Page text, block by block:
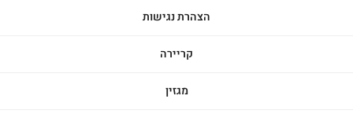
הצהרת נגישות
קריירה
מגזין